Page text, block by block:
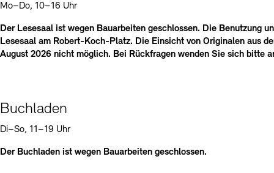
Mo–Do, 10–16 Uhr
Der Lesesaal ist wegen Bauarbeiten geschlossen. Die Benutzung
Lesesaal am Robert-Koch-Platz. Die Einsicht von Originalen aus
August 2026 nicht möglich. Bei Rückfragen wenden Sie sich bitte
Buchladen
Di–So, 11–19 Uhr
Der Buchladen ist wegen Bauarbeiten geschlossen.